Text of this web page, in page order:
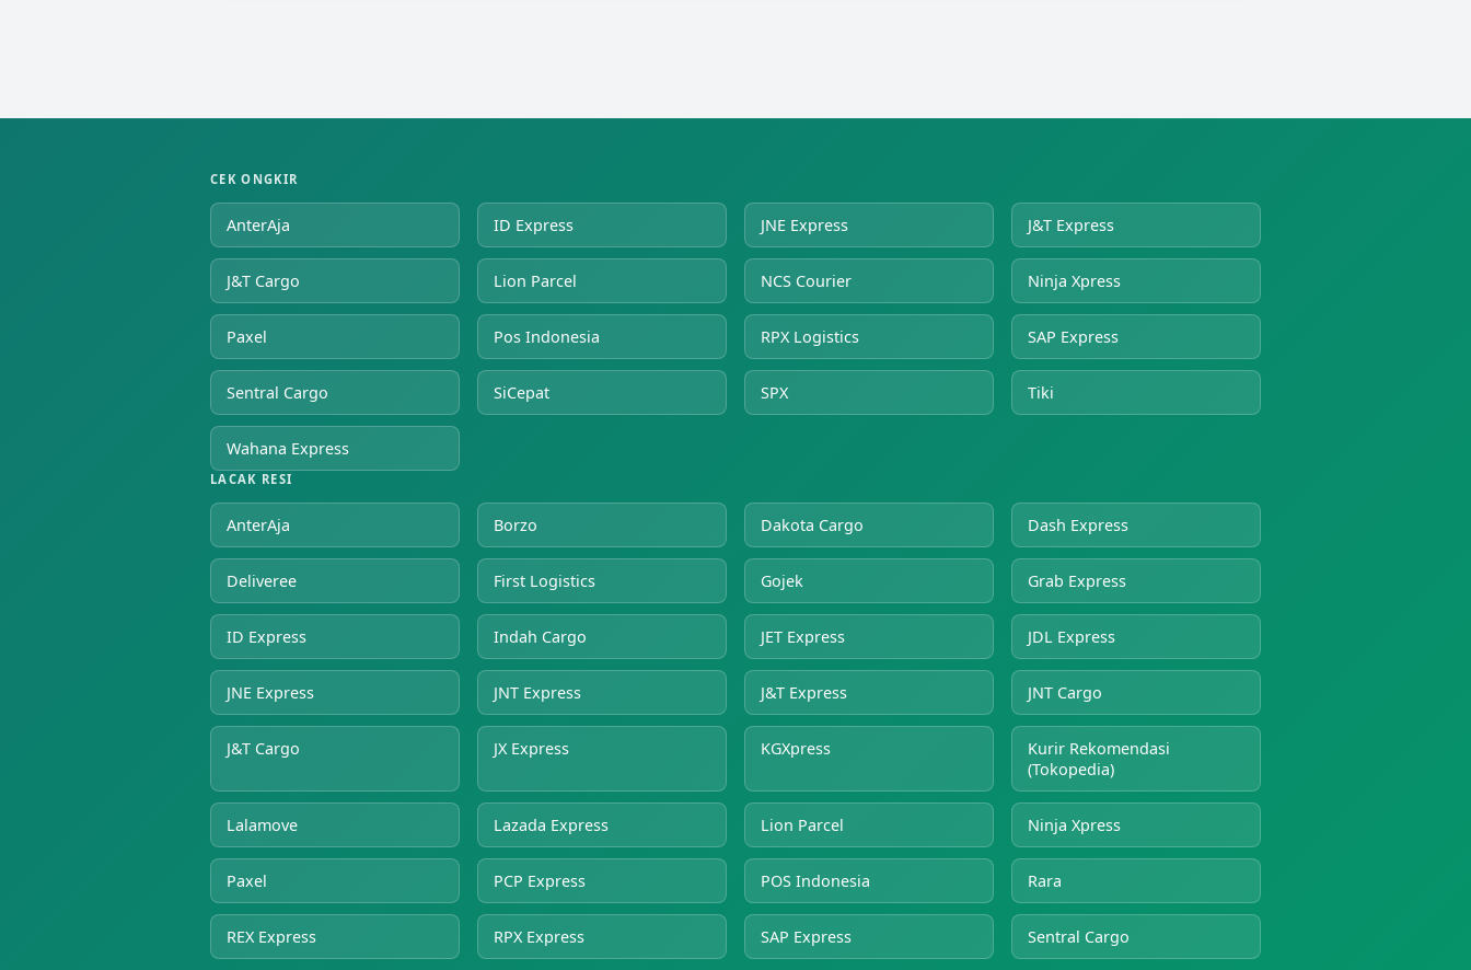
CEK ONGKIR
AnterAja ID Express JNE Express J&T Express
J&T Cargo Lion Parcel NCS Courier Ninja Xpress
Paxel Pos Indonesia RPX Logistics SAP Express
Sentral Cargo SiCepat SPX Tiki
Wahana Express
LACAK RESI
AnterAja Borzo Dakota Cargo Dash Express
Deliveree First Logistics Gojek Grab Express
ID Express Indah Cargo JET Express JDL Express
JNE Express JNT Express J&T Express JNT Cargo
J&T Cargo JX Express KGXpress
Kurir Rekomendasi
(Tokopedia)
Lalamove Lazada Express Lion Parcel Ninja Xpress
Paxel PCP Express POS Indonesia Rara
REX Express RPX Express SAP Express Sentral Cargo